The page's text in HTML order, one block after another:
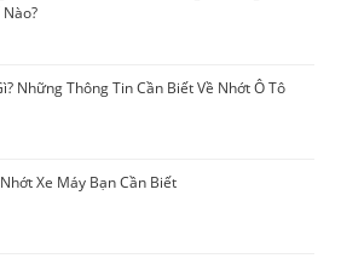
Những Thông Tin Cần Biết Về Nhớt Ô Tô
Xe Máy Bạn Cần Biết